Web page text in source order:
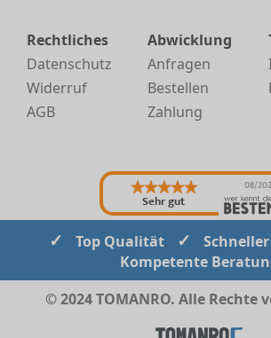
Rechtliches
Datenschutz
Widerruf
AGB
Abwicklung
Anfragen
Bestellen
Zahlung
Sehr gut
08/
✓ Top Qualität ✓
Kompetente
© 2024 TOMANRO. Alle Rechte